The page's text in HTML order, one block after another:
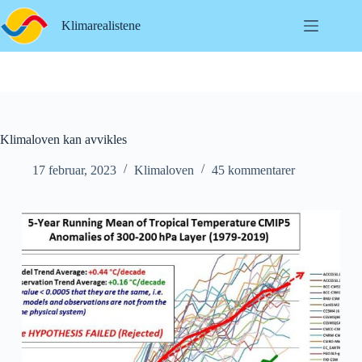
Hopp
til
innholdet
Klimarealistene
Klimaloven kan avvikles
17 februar, 2023 Klimaloven 45 kommentarer